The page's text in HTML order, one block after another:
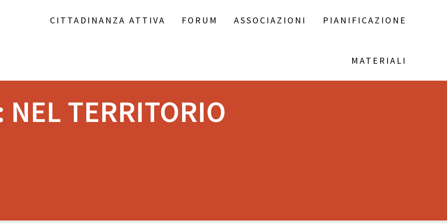
CITTADINANZA ATTIVA FORUM ASSOCIAZIONI PIANIFICAZIONE
MATERIALI
NEL TERRITORIO